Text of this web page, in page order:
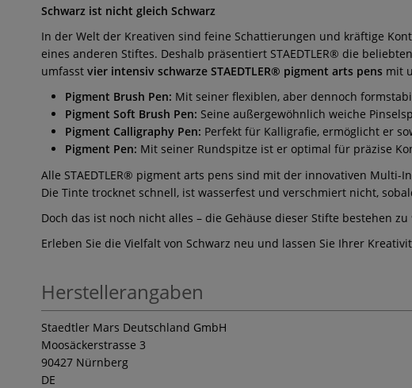
Schwarz ist nicht gleich Schwarz
In der Welt der Kreativen sind feine Schattierungen und kräftige
eines anderen Stiftes. Deshalb präsentiert STAEDTLER® die beliebten
umfasst vier intensiv schwarze STAEDTLER® pigment arts pens mit
Pigment Brush Pen: Mit seiner flexiblen, aber dennoch
Pigment Soft Brush Pen: Seine außergewöhnlich weiche
Pigment Calligraphy Pen: Perfekt für Kalligrafie, ermöglicht er
Pigment Pen: Mit seiner Rundspitze ist er optimal für präzise
Alle STAEDTLER® pigment arts pens sind mit der innovativen
Die Tinte trocknet schnell, ist wasserfest und verschmiert nicht,
Doch das ist noch nicht alles – die Gehäuse dieser Stifte bestehen
Erleben Sie die Vielfalt von Schwarz neu und lassen Sie Ihrer
Herstellerangaben
Staedtler Mars Deutschland GmbH
Moosäckerstrasse 3
90427 Nürnberg
DE